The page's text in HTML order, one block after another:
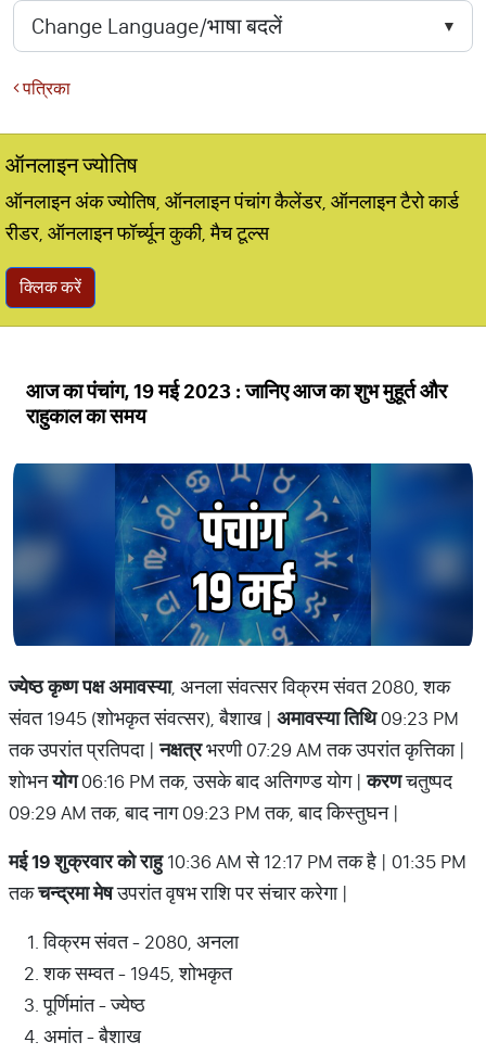
पत्रिका
ऑनलाइन ज्योतिष
ऑनलाइन अंक ज्योतिष, ऑनलाइन पंचांग कैलेंडर, ऑनलाइन टैरो कार्ड
रीडर, ऑनलाइन फॉर्च्यून कुकी, मैच टूल्स
क्लिक करें
आज का पंचांग, 19 मई 2023 : जानिए आज का शुभ मुहूर्त और
राहुकाल का समय
ज्येष्ठ कृष्ण पक्ष अमावस्या, अनला संवत्सर विक्रम संवत 2080, शक
संवत 1945 (शोभकृत संवत्सर), बैशाख | अमावस्या तिथि09:23 PM
तक उपरांत प्रतिपदा |नक्षत्रभरणी 07:29 AM तक उपरांत कृत्तिका |
शोभनयोग06:16 PM तक, उसके बाद अतिगण्ड योग |करणचतुष्पद
09:29 AM तक, बाद नाग 09:23 PM तक, बाद किस्तुघन |
मई 19 शुक्रवार को राहु10:36 AM से 12:17 PM तक है | 01:35 PM
तकचन्द्रमा मेषउपरांत वृषभ राशि पर संचार करेगा |
विक्रम संवत - 2080, अनला
शक सम्वत - 1945, शोभकृत
पूर्णिमांत - ज्येष्ठ
अमांत - बैशाख